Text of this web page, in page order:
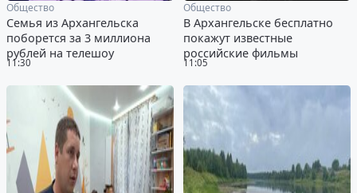
11:30
Общество
Семья из Архангельска
поборется за 3 миллиона
рублей на телешоу
11:05
Общество
В Архангельске бесплатно
покажут известные
российские фильмы